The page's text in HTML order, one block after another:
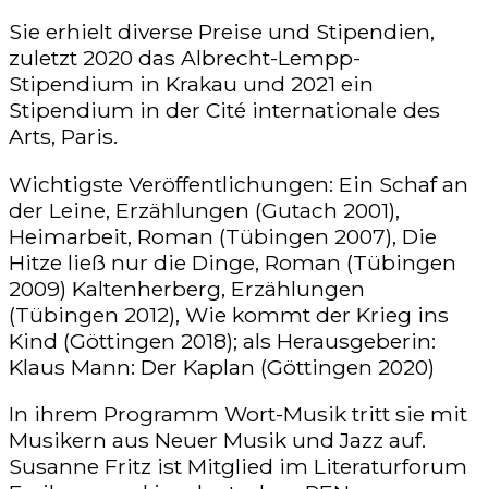
Sie erhielt diverse Preise und Stipendien,
zuletzt 2020 das Albrecht-Lempp-
Stipendium in Krakau und 2021 ein
Stipendium in der Cité internationale des
Arts, Paris.
Wichtigste Veröffentlichungen: Ein Schaf an
der Leine, Erzählungen (Gutach 2001),
Heimarbeit, Roman (Tübingen 2007), Die
Hitze ließ nur die Dinge, Roman (Tübingen
2009) Kaltenherberg, Erzählungen
(Tübingen 2012), Wie kommt der Krieg ins
Kind (Göttingen 2018); als Herausgeberin:
Klaus Mann: Der Kaplan (Göttingen 2020)
In ihrem Programm Wort-Musik tritt sie mit
Musikern aus Neuer Musik und Jazz auf.
Susanne Fritz ist Mitglied im Literaturforum